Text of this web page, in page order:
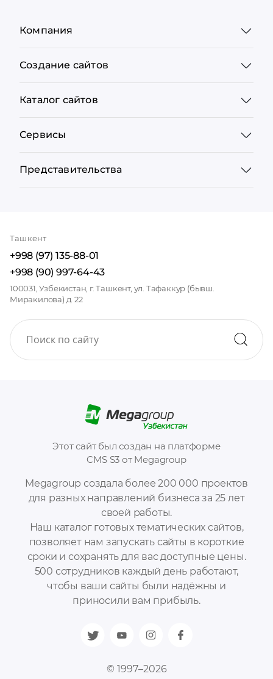
Megagroup создала более 200 000 проектов
для разных направлений бизнеса за 25 лет
своей работы.
Наш каталог готовых тематических сайтов,
позволяет нам запускать сайты в короткие
сроки и сохранять для вас доступные цены.
500 сотрудников каждый день работают,
чтобы ваши сайты были надёжны и
приносили вам прибыль.
© 1997–2026
Этот сайт был создан на платформе
CMS S3 от Megagroup
Компания
Создание сайтов
Каталог сайтов
Сервисы
Представительства
Ташкент
+998 (97) 135-88-01
+998 (90) 997-64-43
100031, Узбекистан, г. Ташкент, ул. Тафаккур (бывш.
Миракилова) д. 22